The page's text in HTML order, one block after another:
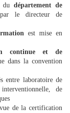
du département de
le directeur de
est mise en
continue et de
dans la convention
entre laboratoire de
de
de la certification